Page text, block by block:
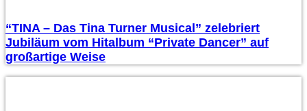
“TINA – Das Tina Turner Musical” zelebriert
Jubiläum vom Hitalbum “Private Dancer” auf
großartige Weise